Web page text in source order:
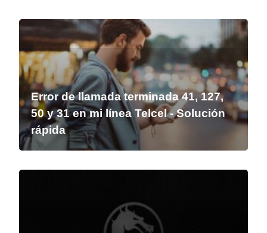
Error de llamada terminada 41, 127,
50 y 31 en mi línea Telcel - Solución
rápida